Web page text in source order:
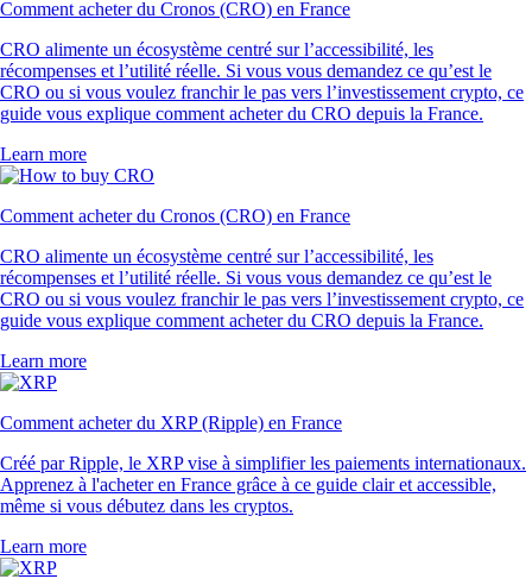
Comment acheter du Cronos (CRO) en France
CRO alimente un écosystème centré sur l’accessibilité, les
récompenses et l’utilité réelle. Si vous vous demandez ce qu’est le
CRO ou si vous voulez franchir le pas vers l’investissement crypto, ce
guide vous explique comment acheter du CRO depuis la France.
Learn more
Comment acheter du Cronos (CRO) en France
CRO alimente un écosystème centré sur l’accessibilité, les
récompenses et l’utilité réelle. Si vous vous demandez ce qu’est le
CRO ou si vous voulez franchir le pas vers l’investissement crypto, ce
guide vous explique comment acheter du CRO depuis la France.
Learn more
Comment acheter du XRP (Ripple) en France
Créé par Ripple, le XRP vise à simplifier les paiements internationaux.
Apprenez à l'acheter en France grâce à ce guide clair et accessible,
même si vous débutez dans les cryptos.
Learn more